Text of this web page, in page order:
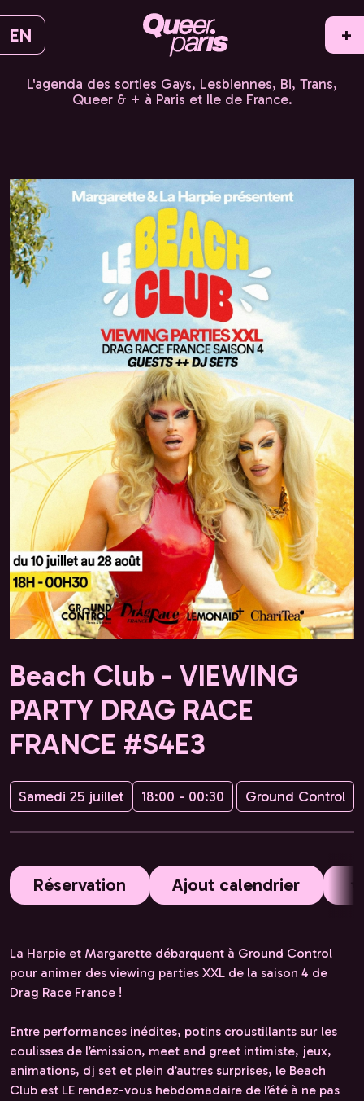
EN +
L'agenda des sorties Gays, Lesbiennes, Bi, Trans,
Queer & + à Paris et Ile de France.
Beach Club - VIEWING
PARTY DRAG RACE
FRANCE #S4E3
Samedi 25 juillet 18:00 - 00:30 Ground Control
Réservation Ajout calendrier
La Harpie et Margarette débarquent à Ground Control
pour animer des viewing parties XXL de la saison 4 de
Drag Race France !
Entre performances inédites, potins croustillants sur les
coulisses de l’émission, meet and greet intimiste, jeux,
animations, dj set et plein d’autres surprises, le Beach
Club est LE rendez-vous hebdomadaire de l’été à ne pas